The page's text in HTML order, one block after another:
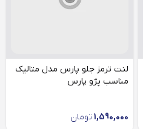
لنت ترمز جلو پارس مدل متالیک
مناسب پژو پارس
1,590,000 تومان